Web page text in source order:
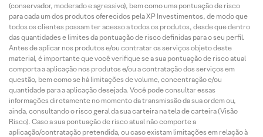
(conservador, moderado e agressivo), bem como uma pontuação de risco
para cada um dos produtos oferecidos pela XP Investimentos, de modo que
todos os clientes possam ter acesso a todos os produtos, desde que dentro
das quantidades e limites da pontuação de risco definidas para o seu perfil.
Antes de aplicar nos produtos e/ou contratar os serviços objeto deste
material, é importante que você verifique se a sua pontuação de risco atual
comporta a aplicação nos produtos e/ou a contratação dos serviços em
questão, bem como se há limitações de volume, concentração e/ou
quantidade para a aplicação desejada. Você pode consultar essas
informações diretamente no momento da transmissão da sua ordem ou,
ainda, consultando o risco geral da sua carteira na tela de carteira (Visão
Risco). Caso a sua pontuação de risco atual não comporte a
aplicação/contratação pretendida, ou caso existam limitações em relação à